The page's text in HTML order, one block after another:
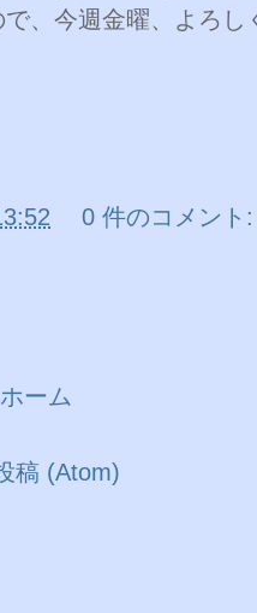
、今週金曜、よろし
0 件のコメント:
ホーム
稿 (Atom)